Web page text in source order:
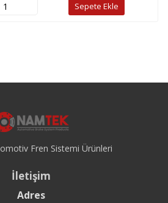
Sepete Ekle
Fren Sistemi Ürünleri
İletişim
Adres